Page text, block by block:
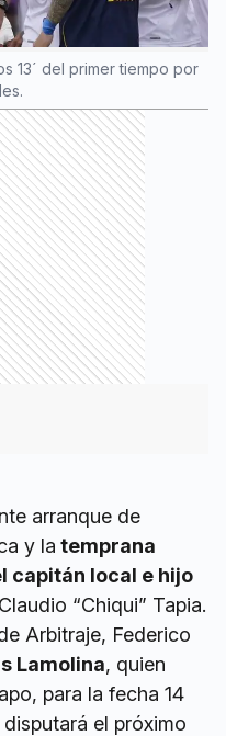
13´ del primer tiempo por
arranque de
y la temprana
capitán local e hijo
“Chiqui” Tapia.
Arbitraje, Federico
Lamolina, quien
para la fecha 14
el próximo